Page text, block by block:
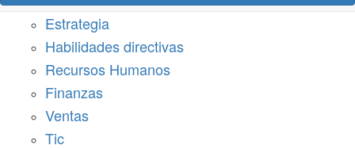
Estrategia
Habilidades directivas
Recursos Humanos
Finanzas
Ventas
Tic